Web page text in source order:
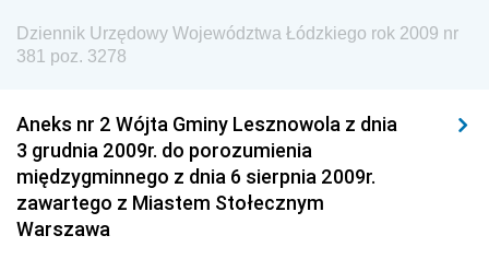
Dziennik Urzędowy Urzędu Lotnictwa Cywilnego
Dziennik Urzędowy Ministerstwa Hutnictwa i
Przemysłu Maszynowego
Dziennik Urzędowy Ministerstwa Zdrowia i Opieki
Społecznej
Dziennik Urzędowy Województwa Łódzkiego rok 2009 nr
381 poz. 3278
Aneks nr 2 Wójta Gminy Lesznowola z dnia
3 grudnia 2009r. do porozumienia
międzygminnego z dnia 6 sierpnia 2009r.
zawartego z Miastem Stołecznym
Warszawa